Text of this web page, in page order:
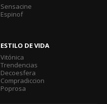
Sensacine
Espinof
ESTILO DE VIDA
Vitónica
Trendencias
Decoesfera
Compradiccion
Poprosa